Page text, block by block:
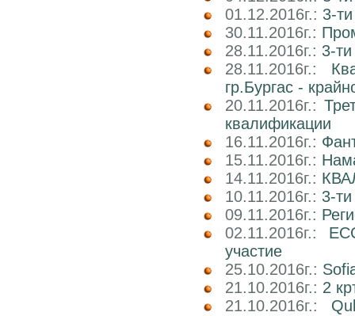
01.12.2016г.: 3-
30.11.2016г.:
28.11.2016г.: 3-
28.11.2016г.:
гр.Бургас -
20.11.2016г.:
квалификации
16.11.2016г.:
15.11.2016г.:
14.11.2016г.:
10.11.2016г.: 3-
09.11.2016г.:
02.11.2016г.:
участие
25.10.2016г.:
21.10.2016г.: 2
21.10.2016г.: